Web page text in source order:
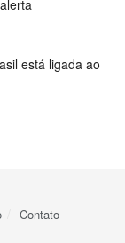
está ligada ao
Contato